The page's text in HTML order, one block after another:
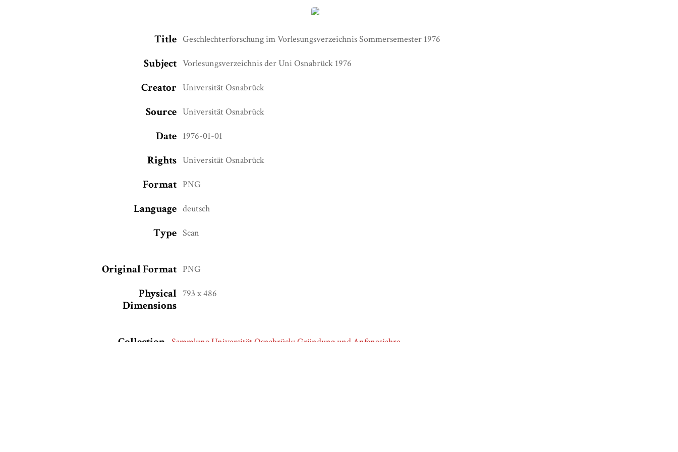
Title Geschlechterforschung im Vorlesungsverzeichnis Sommersemester 1976
Subject Vorlesungsverzeichnis der Uni Osnabrück 1976
Creator Universität Osnabrück
Source Universität Osnabrück
Date 1976-01-01
Rights Universität Osnabrück
Format PNG
Language deutsch
Type Scan
Original Format PNG
Physical
Dimensions
793 x 486
Collection Sammlung Universität Osnabrück: Gründung und Anfangsjahre